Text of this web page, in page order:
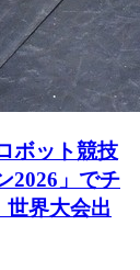
ボット競技
2026」でチ
世界大会出